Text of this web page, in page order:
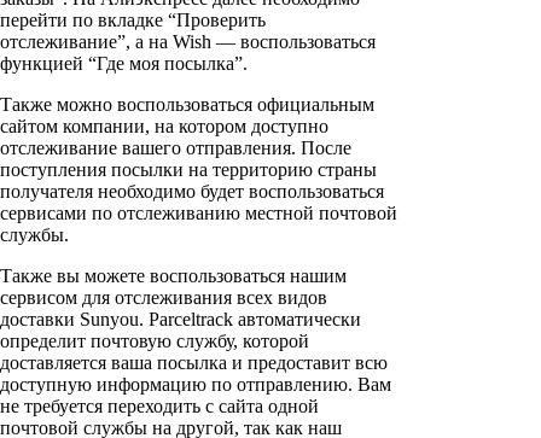
перейти по вкладке “Проверить
отслеживание”, а на Wish — воспользоваться
функцией “Где моя посылка”.
Также можно воспользоваться официальным
сайтом компании, на котором доступно
отслеживание вашего отправления. После
поступления посылки на территорию страны
получателя необходимо будет воспользоваться
сервисами по отслеживанию местной почтовой
службы.
Также вы можете воспользоваться нашим
сервисом для отслеживания всех видов
доставки Sunyou. Parceltrack автоматически
определит почтовую службу, которой
доставляется ваша посылка и предоставит всю
доступную информацию по отправлению. Вам
не требуется переходить с сайта одной
почтовой службы на другой, так как наш